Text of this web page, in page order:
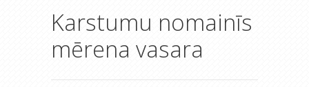
Karstumu nomainīs
mērena vasara